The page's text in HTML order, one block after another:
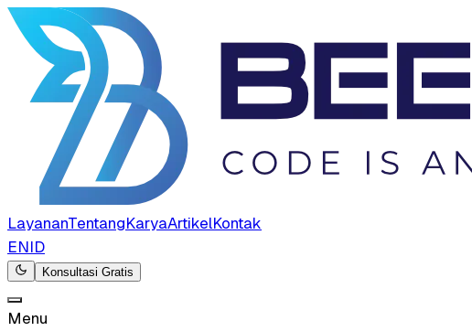
LayananTentangKaryaArtikelKontak
ENID
Konsultasi Gratis
Menu